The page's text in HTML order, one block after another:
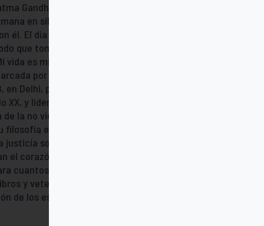
Gandhi que resumiera su mensaje
en silencio, sin que importara
él. El día que le hicieron aquella
que tomó un lapicero, escribió unas
es mi mensaje». Nacido en 1869 en
por su lucha en favor de la verdad
Delhi, por un fanático hindú.
y líder del movimiento por la
la no violencia, combinando la ética
estaba enraizada en una
social se remitía, en última
corazón y el alma de un hombre cuya
cuantos en nuestros días buscan una
y veterano de muchas campañas no
de los escritos de Henri Nouwen sobre